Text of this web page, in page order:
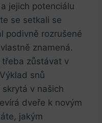
jejich potenciálu
se setkali se
podivně rozrušené
znamená.
třeba zůstávat v
snů
v našich
dveře k novým
jakým